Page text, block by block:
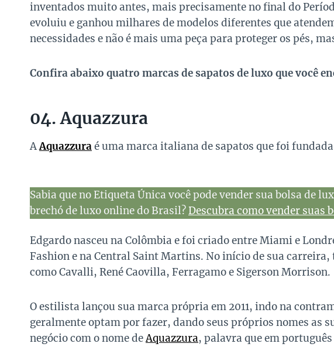
inventados muito antes, mais precisamente no final do
evoluiu e ganhou milhares de modelos diferentes que
necessidades e não é mais uma peça para proteger os pés,
Confira abaixo quatro marcas de sapatos de luxo que você
04. Aquazzura
AAquazzuraé uma marca italiana de sapatos que foi
Sabia que no Etiqueta Única você pode vender sua bolsa de
brechó de luxo online do Brasil?Descubra como vender suas
Edgardo nasceu na Colômbia e foi criado entre Miami e
Fashion e na Central Saint Martins. No início de sua
como Cavalli, René Caovilla, Ferragamo e Sigerson Morrison.
O estilista lançou sua marca própria em 2011, indo na
geralmente optam por fazer, dando seus próprios nomes as
negócio com o nome deAquazzura, palavra que em